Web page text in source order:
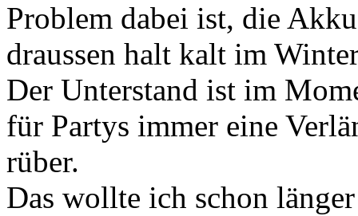
Problem dabei ist, die
draussen halt kalt im
Der Unterstand ist im
für Partys immer eine
rüber.
Das wollte ich schon